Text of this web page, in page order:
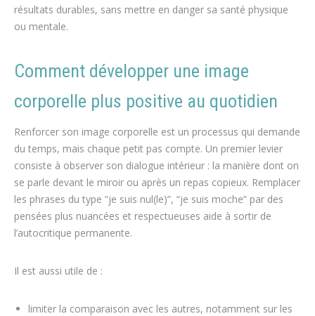
résultats durables, sans mettre en danger sa santé physique
ou mentale.
Comment développer une image
corporelle plus positive au quotidien
Renforcer son image corporelle est un processus qui demande
du temps, mais chaque petit pas compte. Un premier levier
consiste à observer son dialogue intérieur : la manière dont on
se parle devant le miroir ou après un repas copieux. Remplacer
les phrases du type “je suis nul(le)”, “je suis moche” par des
pensées plus nuancées et respectueuses aide à sortir de
l’autocritique permanente.
Il est aussi utile de :
limiter la comparaison avec les autres, notamment sur les